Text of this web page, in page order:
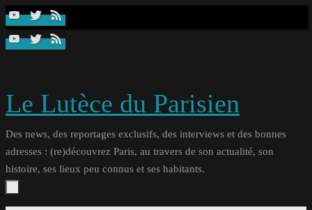
Passer
contenu
Le Lutèce du Parisien
Des news, des reportages exclusifs, des interviews et des bonnes
adresses : (re)découvrez Paris, au travers de son actualité, son
histoire, ses lieux peu connus et ses habitants.